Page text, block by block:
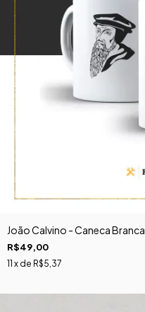
João Calvino - Caneca Branca
R$49,00
11 x de R$5,37